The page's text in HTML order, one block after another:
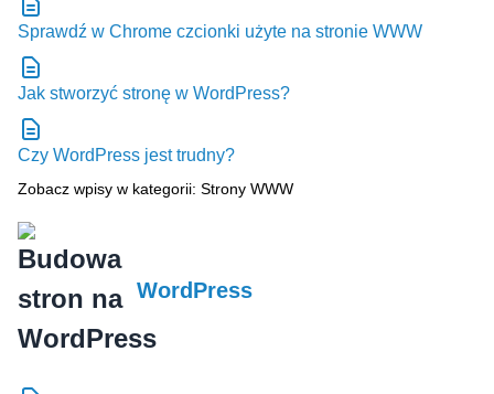
Sprawdź w Chrome czcionki użyte na stronie WWW
Jak stworzyć stronę w WordPress?
Czy WordPress jest trudny?
Zobacz wpisy w kategorii: Strony WWW
WordPress